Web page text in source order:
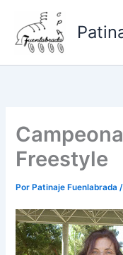
contenido
Freestyle
Por Patinaje Fuenlabrada